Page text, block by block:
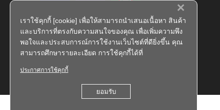
×
เราใช้คุกกี้ [cookie] เพื่อให้สามารถนำเสนอเนื้อหา สินค้า
และบริการที่ตรงกับความสนใจของคุณ เพื่อเพิ่มความพึง
พอใจและประสบการณ์การใช้งานเว็บไซต์ที่ดียิ่งขึ้น คุณ
สามารถศึกษารายละเอียด การใช้คุกกี้ได้ที่
ประกาศการใช้คุกกี้
ยอมรับ